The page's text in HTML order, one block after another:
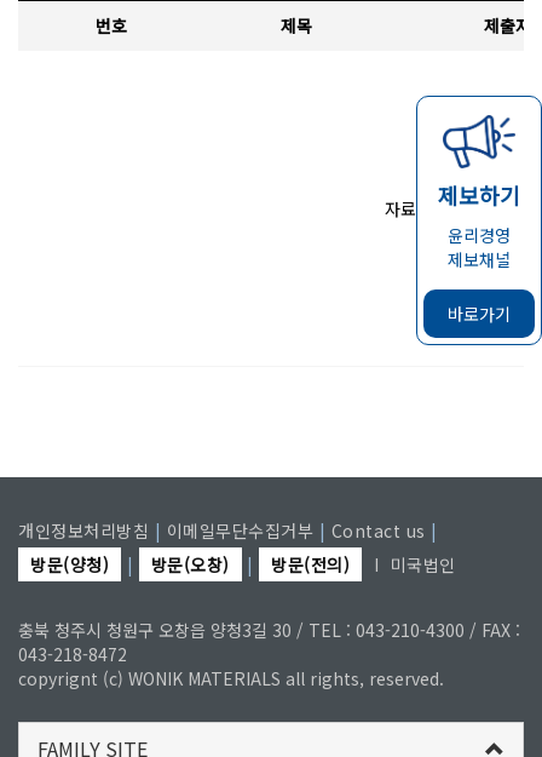
제보하기
윤리경영
제보채널
바로가기
번호 제목 제출자
자료가 없습니다
개인정보처리방침 | 이메일무단수집거부 | Contact us |
방문(양청)
| 방문(오창) | 방문(전의) I 미국법인
충북 청주시 청원구 오창읍 양청3길 30 / TEL : 043-210-4300 / FAX :
043-218-8472
copyrignt (c) WONIK MATERIALS all rights, reserved.
FAMILY SITE